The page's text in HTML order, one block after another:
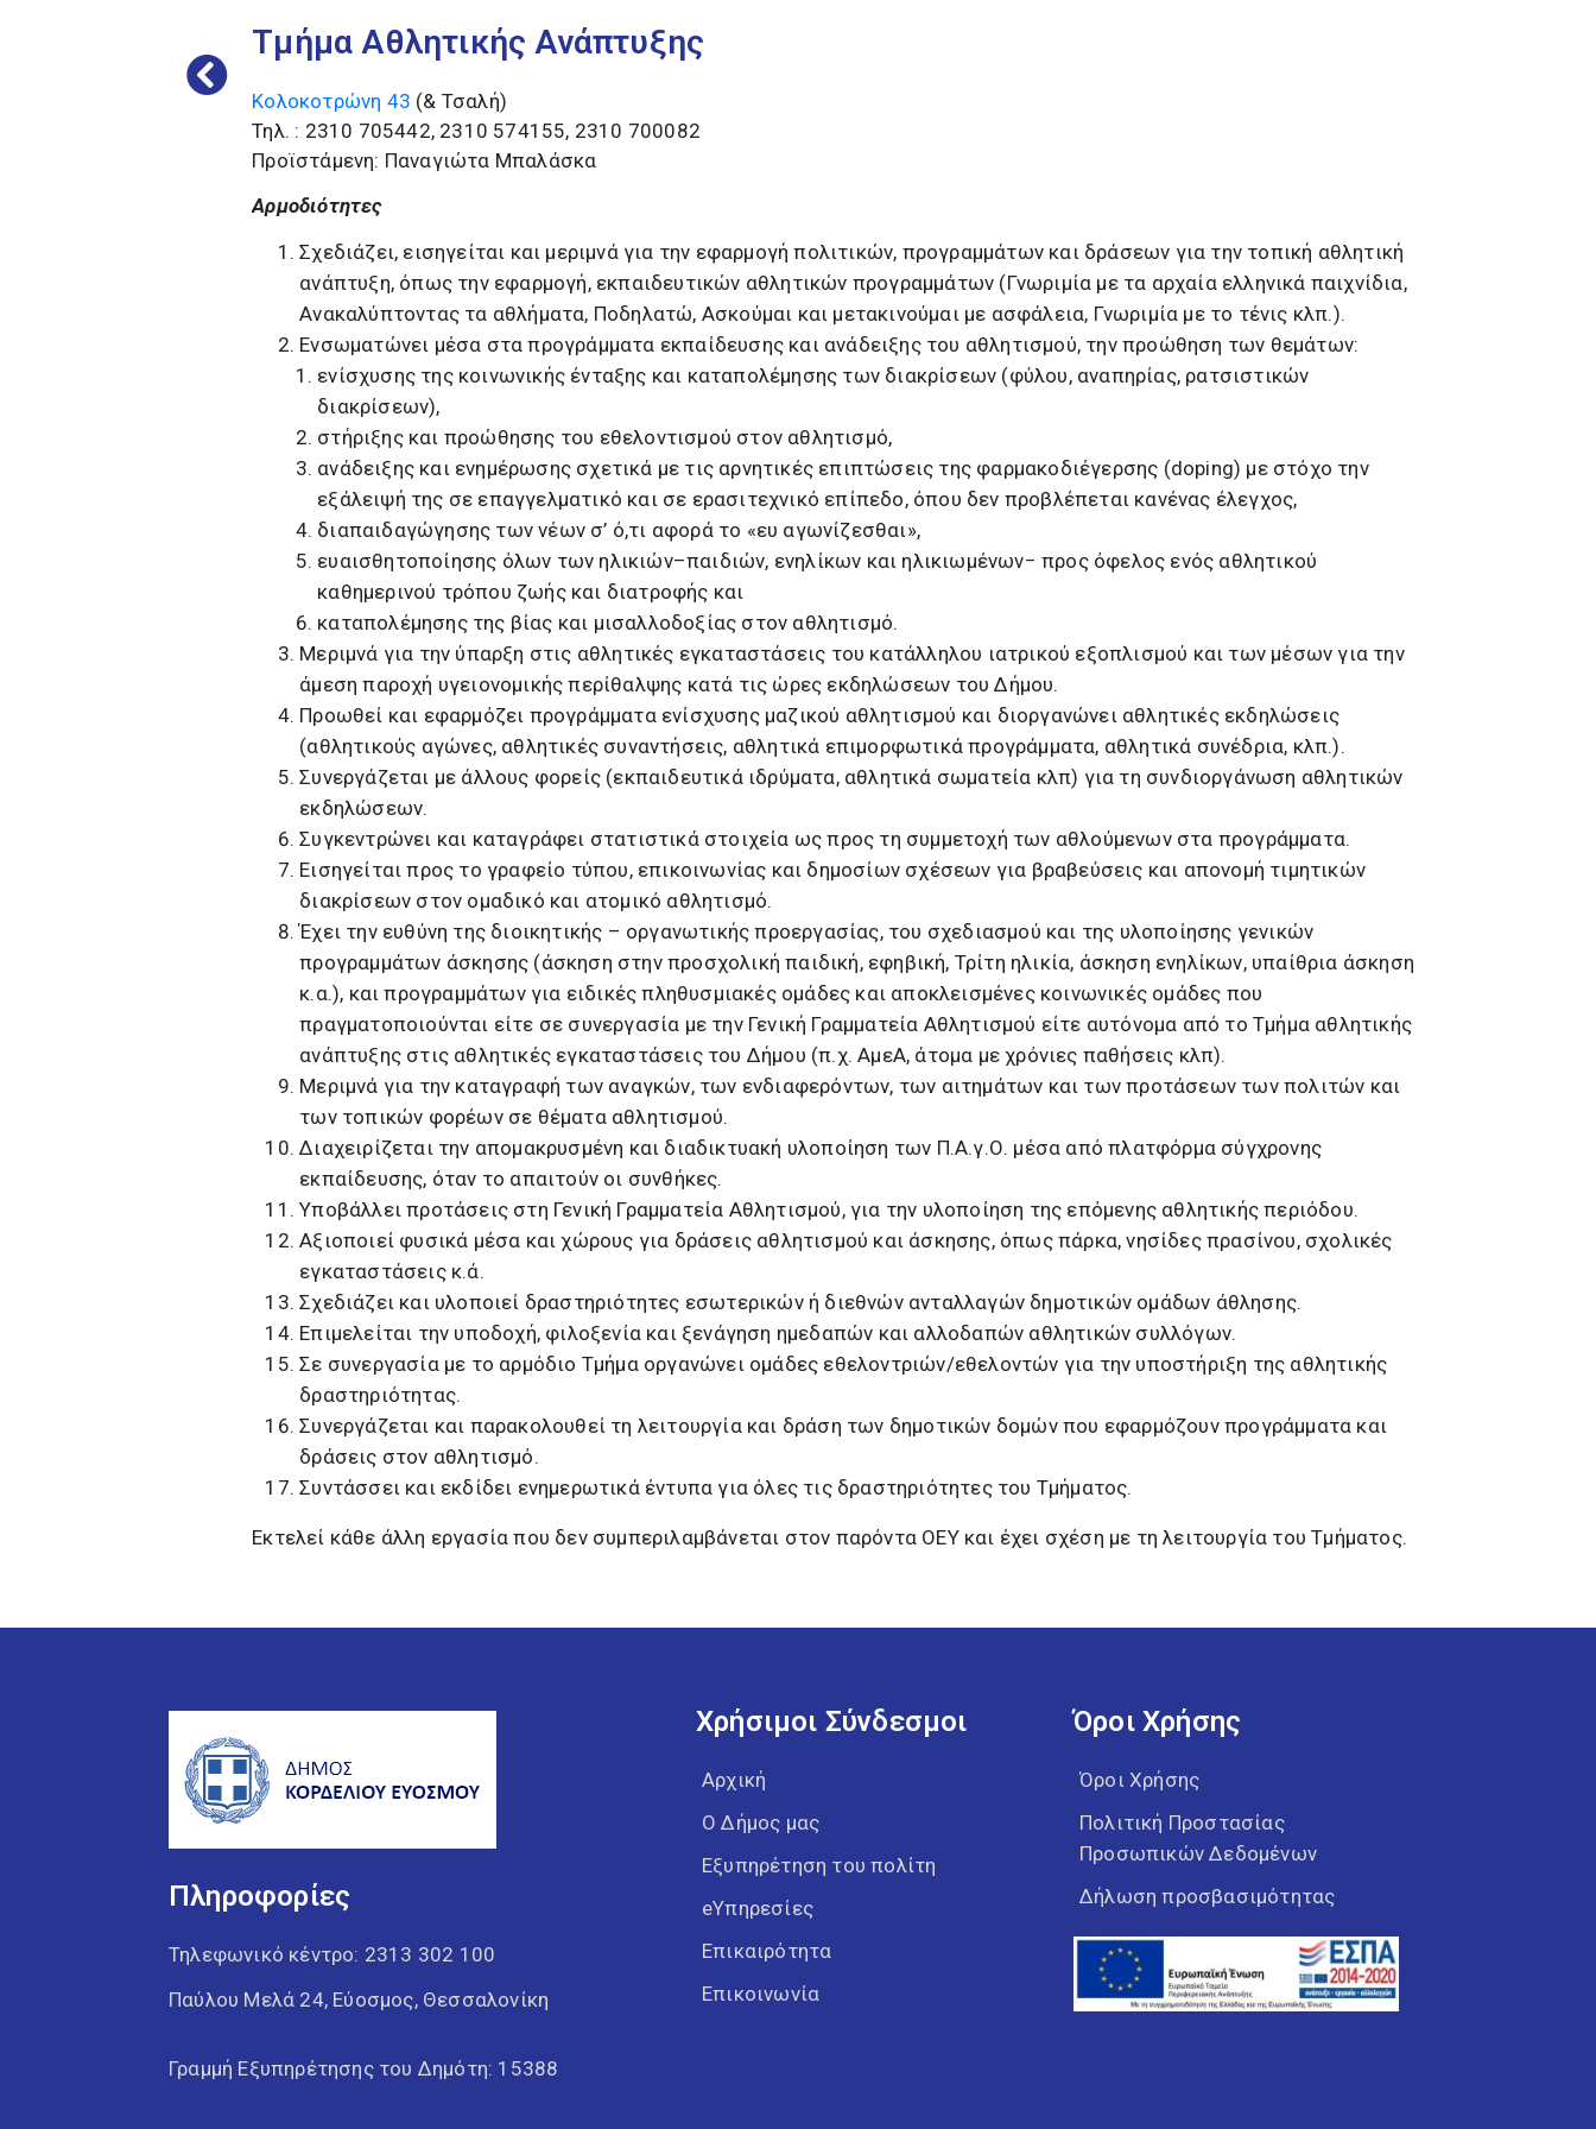
Τμήμα Αθλητικής Ανάπτυξης
Κολοκοτρώνη 43 (& Τσαλή)
Τηλ. : 2310 705442, 2310 574155, 2310 700082
Προϊστάμενη: Παναγιώτα Μπαλάσκα
Αρμοδιότητες
Σχεδιάζει, εισηγείται και μεριμνά για την εφαρμογή πολιτικών, προγραμμάτων και δράσεων για την τοπική αθλητική
ανάπτυξη, όπως την εφαρμογή, εκπαιδευτικών αθλητικών προγραμμάτων (Γνωριμία με τα αρχαία ελληνικά παιχνίδια,
Ανακαλύπτοντας τα αθλήματα, Ποδηλατώ, Ασκούμαι και μετακινούμαι με ασφάλεια, Γνωριμία με το τένις κλπ.).
Ενσωματώνει μέσα στα προγράμματα εκπαίδευσης και ανάδειξης του αθλητισμού, την προώθηση των θεμάτων:
ενίσχυσης της κοινωνικής ένταξης και καταπολέμησης των διακρίσεων (φύλου, αναπηρίας, ρατσιστικών
διακρίσεων),
στήριξης και προώθησης του εθελοντισμού στον αθλητισμό,
ανάδειξης και ενημέρωσης σχετικά με τις αρνητικές επιπτώσεις της φαρμακοδιέγερσης (doping) με στόχο την
εξάλειψή της σε επαγγελματικό και σε ερασιτεχνικό επίπεδο, όπου δεν προβλέπεται κανένας έλεγχος,
διαπαιδαγώγησης των νέων σ’ ό,τι αφορά το «ευ αγωνίζεσθαι»,
ευαισθητοποίησης όλων των ηλικιών–παιδιών, ενηλίκων και ηλικιωμένων− προς όφελος ενός αθλητικού
καθημερινού τρόπου ζωής και διατροφής και
καταπολέμησης της βίας και μισαλλοδοξίας στον αθλητισμό.
Μεριμνά για την ύπαρξη στις αθλητικές εγκαταστάσεις του κατάλληλου ιατρικού εξοπλισμού και των μέσων για την
άμεση παροχή υγειονομικής περίθαλψης κατά τις ώρες εκδηλώσεων του Δήμου.
Προωθεί και εφαρμόζει προγράμματα ενίσχυσης μαζικού αθλητισμού και διοργανώνει αθλητικές εκδηλώσεις
(αθλητικούς αγώνες, αθλητικές συναντήσεις, αθλητικά επιμορφωτικά προγράμματα, αθλητικά συνέδρια, κλπ.).
Συνεργάζεται με άλλους φορείς (εκπαιδευτικά ιδρύματα, αθλητικά σωματεία κλπ) για τη συνδιοργάνωση αθλητικών
εκδηλώσεων.
Συγκεντρώνει και καταγράφει στατιστικά στοιχεία ως προς τη συμμετοχή των αθλούμενων στα προγράμματα.
Εισηγείται προς το γραφείο τύπου, επικοινωνίας και δημοσίων σχέσεων για βραβεύσεις και απονομή τιμητικών
διακρίσεων στον ομαδικό και ατομικό αθλητισμό.
Έχει την ευθύνη της διοικητικής – οργανωτικής προεργασίας, του σχεδιασμού και της υλοποίησης γενικών
προγραμμάτων άσκησης (άσκηση στην προσχολική παιδική, εφηβική, Τρίτη ηλικία, άσκηση ενηλίκων, υπαίθρια άσκηση
κ.α.), και προγραμμάτων για ειδικές πληθυσμιακές ομάδες και αποκλεισμένες κοινωνικές ομάδες που
πραγματοποιούνται είτε σε συνεργασία με την Γενική Γραμματεία Αθλητισμού είτε αυτόνομα από το Τμήμα αθλητικής
ανάπτυξης στις αθλητικές εγκαταστάσεις του Δήμου (π.χ. ΑμεΑ, άτομα με χρόνιες παθήσεις κλπ).
Μεριμνά για την καταγραφή των αναγκών, των ενδιαφερόντων, των αιτημάτων και των προτάσεων των πολιτών και
των τοπικών φορέων σε θέματα αθλητισμού.
Διαχειρίζεται την απομακρυσμένη και διαδικτυακή υλοποίηση των Π.Α.γ.Ο. μέσα από πλατφόρμα σύγχρονης
εκπαίδευσης, όταν το απαιτούν οι συνθήκες.
Υποβάλλει προτάσεις στη Γενική Γραμματεία Αθλητισμού, για την υλοποίηση της επόμενης αθλητικής περιόδου.
Αξιοποιεί φυσικά μέσα και χώρους για δράσεις αθλητισμού και άσκησης, όπως πάρκα, νησίδες πρασίνου, σχολικές
εγκαταστάσεις κ.ά.
Σχεδιάζει και υλοποιεί δραστηριότητες εσωτερικών ή διεθνών ανταλλαγών δημοτικών ομάδων άθλησης.
Επιμελείται την υποδοχή, φιλοξενία και ξενάγηση ημεδαπών και αλλοδαπών αθλητικών συλλόγων.
Σε συνεργασία με το αρμόδιο Τμήμα οργανώνει ομάδες εθελοντριών/εθελοντών για την υποστήριξη της αθλητικής
δραστηριότητας.
Συνεργάζεται και παρακολουθεί τη λειτουργία και δράση των δημοτικών δομών που εφαρμόζουν προγράμματα και
δράσεις στον αθλητισμό.
Συντάσσει και εκδίδει ενημερωτικά έντυπα για όλες τις δραστηριότητες του Τμήματος.
Εκτελεί κάθε άλλη εργασία που δεν συμπεριλαμβάνεται στον παρόντα ΟΕΥ και έχει σχέση με τη λειτουργία του Τμήματος.
Πληροφορίες
Τηλεφωνικό κέντρο: 2313 302 100
Παύλου Μελά 24, Εύοσμος, Θεσσαλονίκη
Γραμμή Εξυπηρέτησης του Δημότη: 15388
Χρήσιμοι Σύνδεσμοι
Αρχική
Ο Δήμος μας
Εξυπηρέτηση του πολίτη
eΥπηρεσίες
Επικαιρότητα
Επικοινωνία
Όροι Χρήσης
Όροι Χρήσης
Πολιτική Προστασίας
Προσωπικών Δεδομένων
Δήλωση προσβασιμότητας